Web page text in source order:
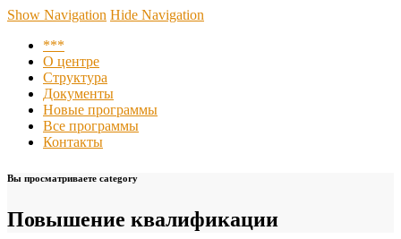
Центр повышения квалификации, подготовки и
Шамиля
Show Navigation Hide Navigation
***
О центре
Структура
Документы
Новые программы
Все программы
Контакты
Вы просматриваете category
Повышение квалификации